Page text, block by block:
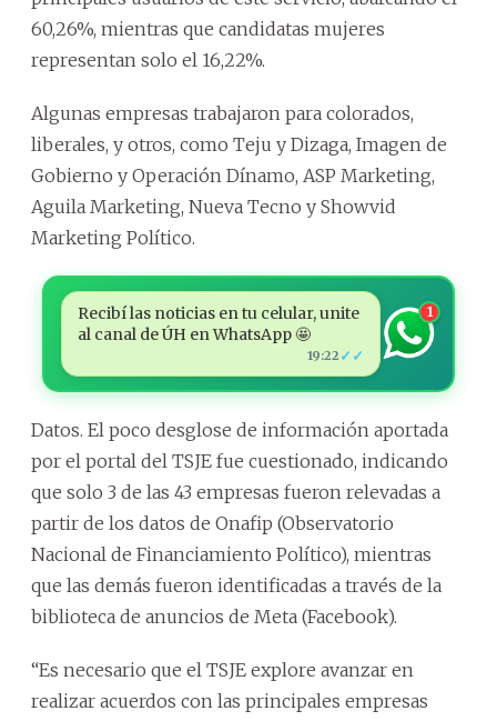
60,26%, mientras que candidatas mujeres
representan solo el 16,22%.
Algunas empresas trabajaron para colorados,
liberales, y otros, como Teju y Dizaga, Imagen de
Gobierno y Operación Dínamo, ASP Marketing,
Aguila Marketing, Nueva Tecno y Showvid
Marketing Político.
Recibí las noticias en tu celular, unite
al canal de ÚH en WhatsApp 🤩
19:22 ✓✓
1
Datos. El poco desglose de información aportada
por el portal del TSJE fue cuestionado, indicando
que solo 3 de las 43 empresas fueron relevadas a
partir de los datos de Onafip (Observatorio
Nacional de Financiamiento Político), mientras
que las demás fueron identificadas a través de la
biblioteca de anuncios de Meta (Facebook).
“Es necesario que el TSJE explore avanzar en
realizar acuerdos con las principales empresas